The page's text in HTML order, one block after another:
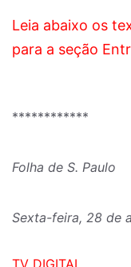
Leia abaixo os
para a seção
************
Folha de S. Paulo
Sexta-feira, 28 de
TV DIGITAL